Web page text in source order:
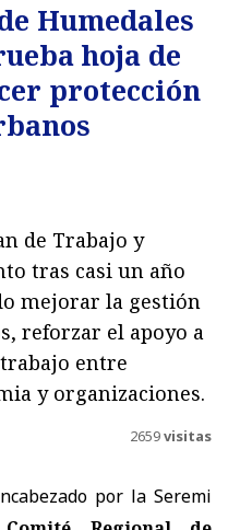
Humedales
hoja de
protección
de Trabajo y
tras casi un año
mejorar la gestión
reforzar el apoyo a
entre
y organizaciones.
2659visitas
por la Seremi